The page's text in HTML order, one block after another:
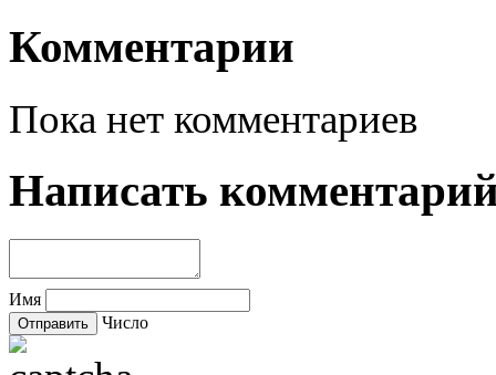
Комментарии
Пока нет комментариев
Написать
Имя
Число